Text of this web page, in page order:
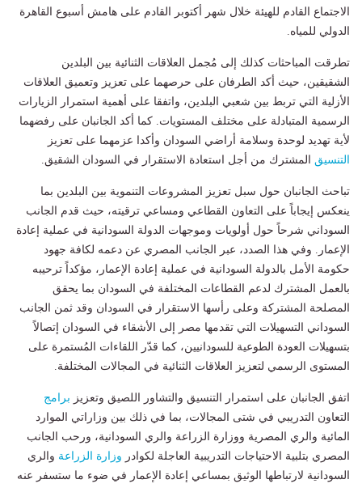
الاجتماع القادم للهيئة خلال شهر أكتوبر القادم على هامش أسبوع القاهرة
الدولي للمياه.
تطرقت المباحثات كذلك إلى مُجمل العلاقات الثنائية بين البلدين
الشقيقين، حيث أكد الطرفان على حرصهما على تعزيز وتعميق العلاقات
الأزلية التي تربط بين شعبي البلدين، واتفقا على أهمية استمرار الزيارات
الرسمية المتبادلة على مختلف المستويات. كما أكد الجانبان على رفضهما
لأية تهديد لوحدة وسلامة أراضي السودان وأكدا عزمهما على تعزيز
التنسيق المشترك من أجل استعادة الاستقرار في السودان الشقيق.
تباحث الجانبان حول سبل تعزيز المشروعات التنموية بين البلدين بما
ينعكس إيجاباً على التعاون القطاعي ومساعي ترقيته، حيث قدم الجانب
السوداني شرحاً حول أولويات وموجهات الدولة السودانية في عملية إعادة
الإعمار. وفي هذا الصدد، عبر الجانب المصري عن دعمه لكافة جهود
حكومة الأمل بالدولة السودانية في عملية إعادة الإعمار، مؤكداً ترحيبه
بالعمل المشترك لدعم القطاعات المختلفة في السودان بما يحقق
المصلحة المشتركة وعلى رأسها الاستقرار في السودان وقد ثمن الجانب
السوداني التسهيلات التي تقدمها مصر إلى الأشقاء في السودان إتصالاً
بتسهيلات العودة الطوعية للسودانيين، كما قدّر اللقاءات المُستمرة على
المستوى الرسمي لتعزيز العلاقات الثنائية في المجالات المختلفة.
اتفق الجانبان على استمرار التنسيق والتشاور اللصيق وتعزيز برامج
التعاون التدريبي في شتى المجالات، بما في ذلك بين وزاراتي الموارد
المائية والري المصرية ووزارة الزراعة والري السودانية، ورحب الجانب
المصري بتلبية الاحتياجات التدريبية العاجلة لكوادر وزارة الزراعة والري
السودانية لارتباطها الوثيق بمساعي إعادة الإعمار في ضوء ما ستسفر عنه